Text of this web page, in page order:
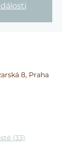
8, Praha
(33)